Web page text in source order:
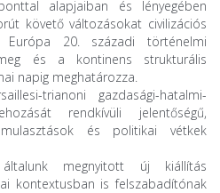
alapjaiban és lényegében
követő változásokat civilizációs
20. századi történelmi
és a kontinens strukturális
napig meghatározza.
trianoni gazdasági-hatalmi-
rendkívüli jelentőségű,
és politikai vétkek
megnyitott új kiállítás
kontextusban is felszabadítónak